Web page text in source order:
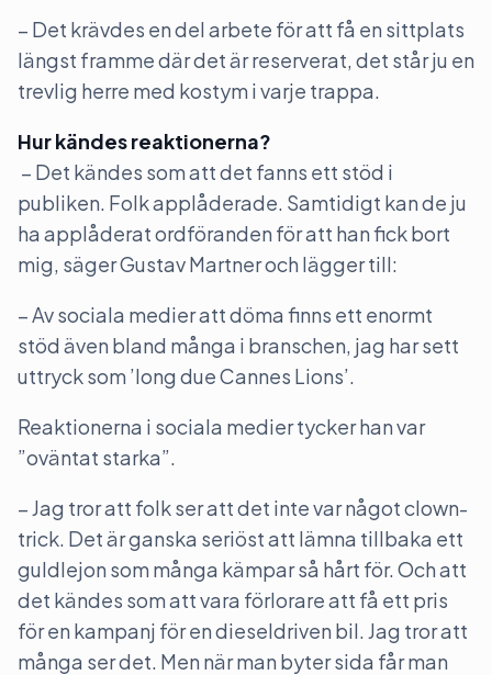
– Det krävdes en del arbete för att få en sittplats
längst framme där det är reserverat, det står ju en
trevlig herre med kostym i varje trappa.
Hur kändes reaktionerna?
– Det kändes som att det fanns ett stöd i
publiken. Folk applåderade. Samtidigt kan de ju
ha applåderat ordföranden för att han fick bort
mig, säger Gustav Martner och lägger till:
– Av sociala medier att döma finns ett enormt
stöd även bland många i branschen, jag har sett
uttryck som ’long due Cannes Lions’.
Reaktionerna i sociala medier tycker han var
”oväntat starka”.
– Jag tror att folk ser att det inte var något clown-
trick. Det är ganska seriöst att lämna tillbaka ett
guldlejon som många kämpar så hårt för. Och att
det kändes som att vara förlorare att få ett pris
för en kampanj för en dieseldriven bil. Jag tror att
många ser det. Men när man byter sida får man